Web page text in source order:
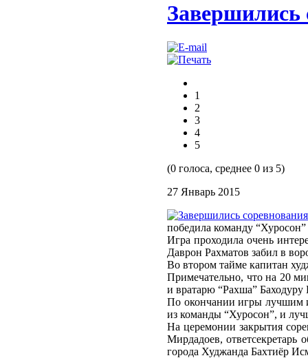
Завершились
1
2
3
4
5
(0 голоса, среднее 0 из 5)
27 Январь 2015
победила команду
Игра проходила очень
Даврон Рахматов забил в
Во втором тайме капитан
Примечательно, что на 20
и вратарю “Рахша” Баходуру
По окончании игры лучшим
из команды “Хуросон”, и
На церемонии закрытия
Мирдадоев,
города Худжанда Бахтиёр